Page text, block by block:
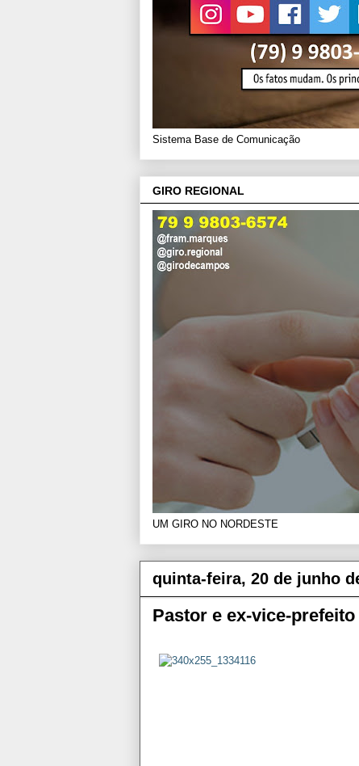
Sistema Base de Comunicação
GIRO REGIONAL
UM GIRO NO NORDESTE
quinta-feira, 20 de junho
Pastor e ex-vice-